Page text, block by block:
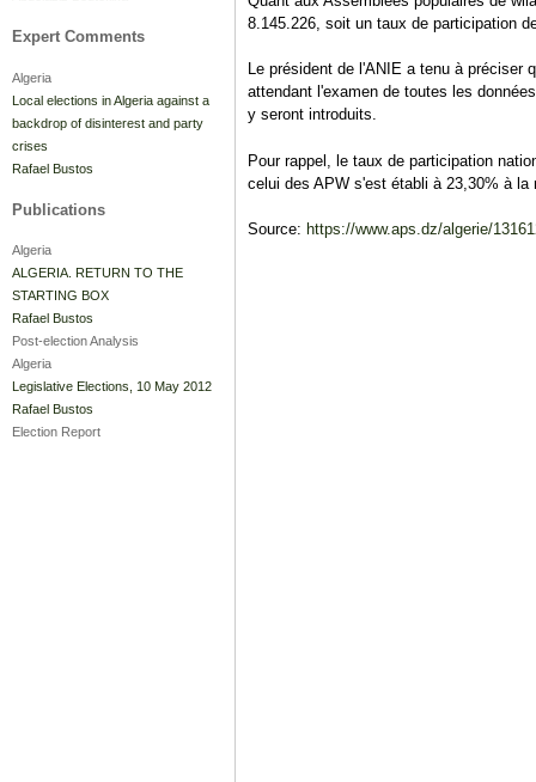
8.145.226, soit un taux de participation
Le président de l'ANIE a tenu à préciser
attendant l'examen de toutes les
y seront introduits.
Pour rappel, le taux de participation
celui des APW s'est établi à 23,30% à la
Source: https://www.aps.dz/algerie/
Expert Comments
Algeria
Local elections in Algeria against a
backdrop of disinterest and party
crises
Rafael Bustos
Publications
Algeria
ALGERIA. RETURN TO THE
STARTING BOX
Rafael Bustos
Post-election Analysis
Algeria
Legislative Elections, 10 May 2012
Rafael Bustos
Election Report